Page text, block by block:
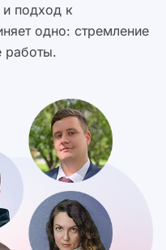
подход к
одно: стремление
работы.